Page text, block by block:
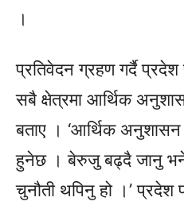
।
प्रतिवेदन ग्रहण गर्दै
सबै क्षेत्रमा आर्थिक
बताए । ‘आर्थिक
हुनेछ । बेरुजु बढ्दै जानु
चुनौती थपिनु हो ।’